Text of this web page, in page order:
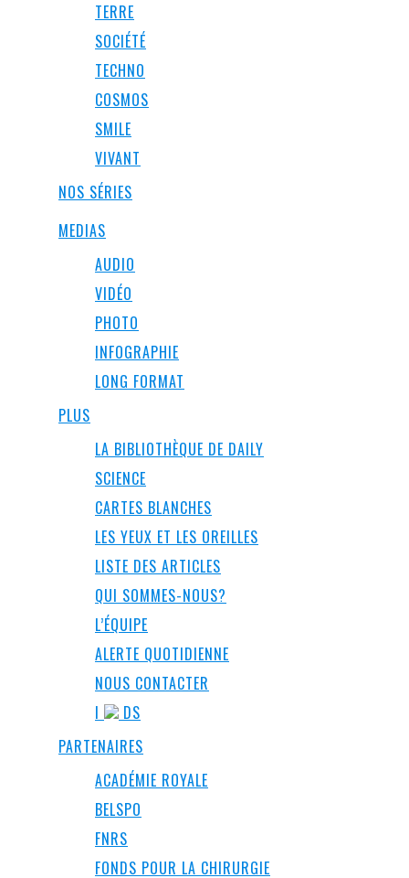
TERRE
SOCIÉTÉ
TECHNO
COSMOS
SMILE
VIVANT
NOS SÉRIES
MEDIAS
AUDIO
VIDÉO
PHOTO
INFOGRAPHIE
LONG FORMAT
PLUS
LA BIBLIOTHÈQUE DE DAILY
SCIENCE
CARTES BLANCHES
LES YEUX ET LES OREILLES
LISTE DES ARTICLES
QUI SOMMES-NOUS?
L’ÉQUIPE
ALERTE QUOTIDIENNE
NOUS CONTACTER
I
DS
PARTENAIRES
ACADÉMIE ROYALE
BELSPO
FNRS
FONDS POUR LA CHIRURGIE